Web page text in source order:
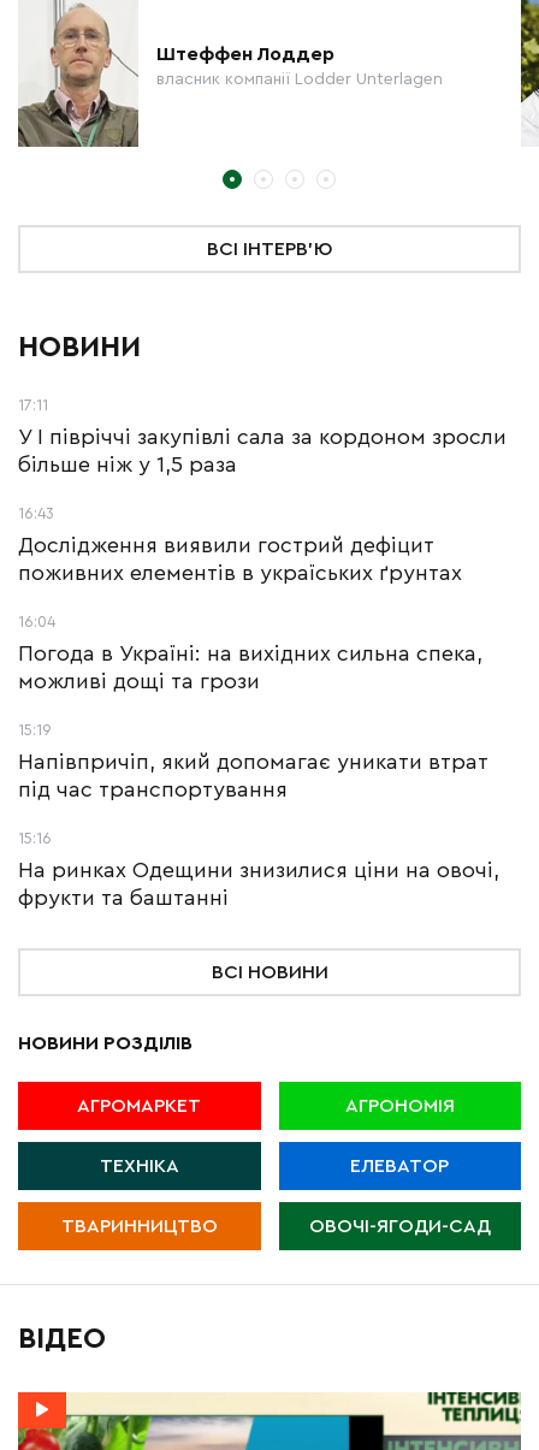
Штеффен Лоддер
власник компанії Lodder Unterlagen
ВСІ ІНТЕРВ'Ю
НОВИНИ
17:11
У І півріччі закупівлі сала за кордоном зросли
більше ніж у 1,5 раза
16:43
Дослідження виявили гострий дефіцит
поживних елементів в україських ґрунтах
16:04
Погода в Україні: на вихідних сильна спека,
можливі дощі та грози
15:19
Напівпричіп, який допомагає уникати втрат
під час транспортування
15:16
На ринках Одещини знизилися ціни на овочі,
фрукти та баштанні
ВСІ НОВИНИ
НОВИНИ РОЗДІЛІВ
АГРОМАРКЕТ АГРОНОМІЯ
ТЕХНІКА ЕЛЕВАТОР
ТВАРИННИЦТВО ОВОЧІ-ЯГОДИ-САД
ВІДЕО